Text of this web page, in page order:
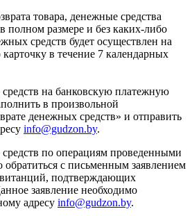
товара, денежные средства
полном размере и без каких-либо
средств будет осуществлен на
в течение 7 календарных
на банковскую платежную
в произвольной
денежных средств» и отправить
info@gudzon.by.
по операциям проведенными
с письменным заявлением
подтверждающих
заявление необходимо
адресу info@gudzon.by.